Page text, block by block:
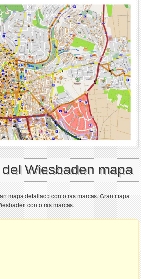
Wiesbaden mapa
mapa detallado con otras marcas. Gran mapa
con otras marcas.